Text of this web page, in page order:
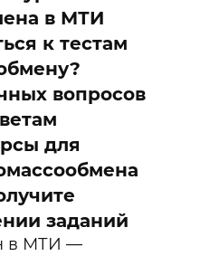
в МТИ
к тестам
вопросов
для
заданий
в МТИ —